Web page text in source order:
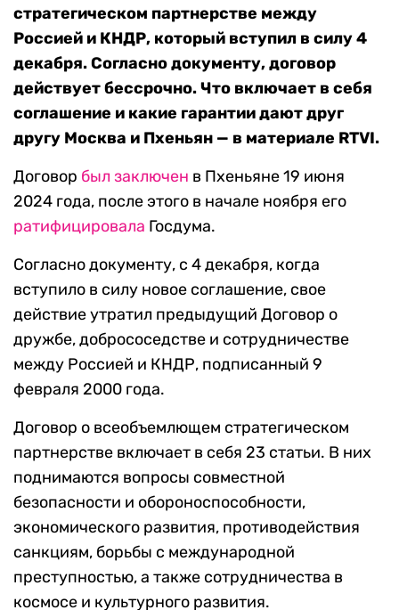
стратегическом партнерстве между
Россией и КНДР, который вступил в силу 4
декабря. Согласно документу, договор
действует бессрочно. Что включает в себя
соглашение и какие гарантии дают друг
другу Москва и Пхеньян — в материале RTVI.
Договор был заключен в Пхеньяне 19 июня
2024 года, после этого в начале ноября его
ратифицировала Госдума.
Согласно документу, с 4 декабря, когда
вступило в силу новое соглашение, свое
действие утратил предыдущий Договор о
дружбе, добрососедстве и сотрудничестве
между Россией и КНДР, подписанный 9
февраля 2000 года.
Договор о всеобъемлющем стратегическом
партнерстве включает в себя 23 статьи. В них
поднимаются вопросы совместной
безопасности и обороноспособности,
экономического развития, противодействия
санкциям, борьбы с международной
преступностью, а также сотрудничества в
космосе и культурного развития.